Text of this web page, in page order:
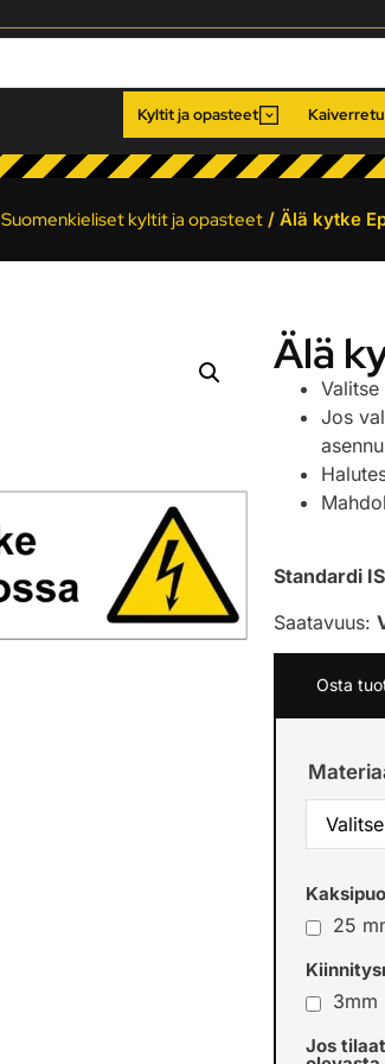
Kyltit ja opasteet
Suomenkieliset kyltit ja opasteet/ Älä kytke
Älä
Jos
Standardi
Saatavuus:
Osta
25
3mm
Jos